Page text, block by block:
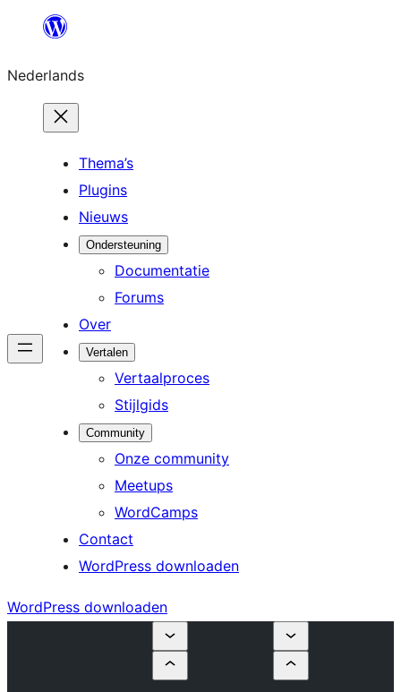
de
inhoud
Nederlands
Thema’s
Plugins
Nieuws
Ondersteuning
Documentatie
Forums
Over
Vertalen
Vertaalproces
Stijlgids
Community
Onze community
Meetups
WordCamps
Contact
WordPress downloaden
WordPress downloaden